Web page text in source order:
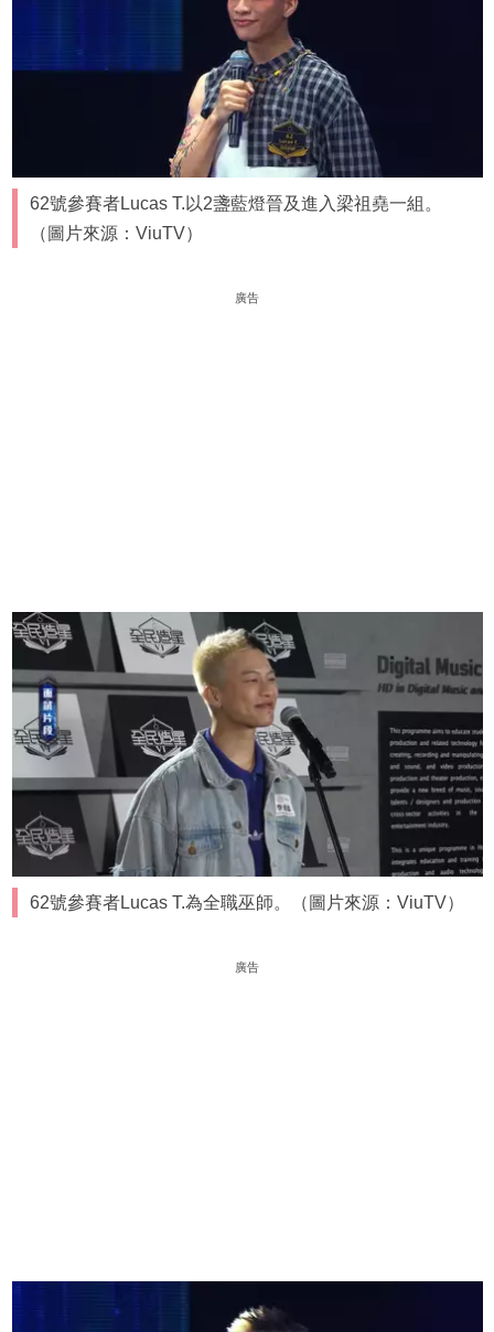
62號參賽者Lucas T.以2盞藍燈晉及進入梁祖堯一組。
（圖片來源：ViuTV）
廣告
62號參賽者Lucas T.為全職巫師。（圖片來源：ViuTV）
廣告